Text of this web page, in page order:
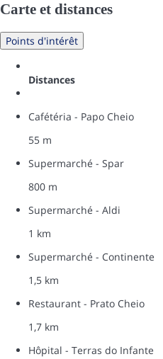
Carte et distances
Points d'intérêt
Distances
Cafétéria - Papo Cheio
55 m
Supermarché - Spar
800 m
Supermarché - Aldi
1 km
Supermarché - Continente
1,5 km
Restaurant - Prato Cheio
1,7 km
Hôpital - Terras do Infante